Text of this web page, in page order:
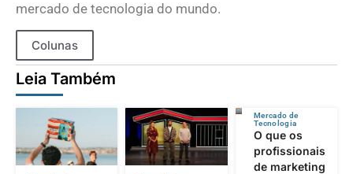
mercado de tecnologia do mundo.
Colunas
Leia Também
Mercado de
Tecnologia
O que os
profissionais
de marketing